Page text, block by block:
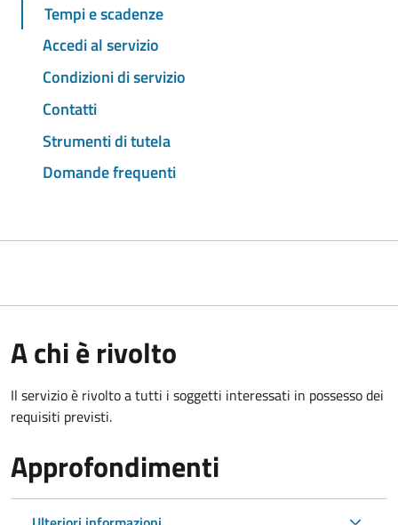
Tempi e scadenze
Accedi al servizio
Condizioni di servizio
Contatti
Strumenti di tutela
Domande frequenti
A chi è rivolto
Il servizio è rivolto a tutti i soggetti interessati in possesso dei
requisiti previsti.
Approfondimenti